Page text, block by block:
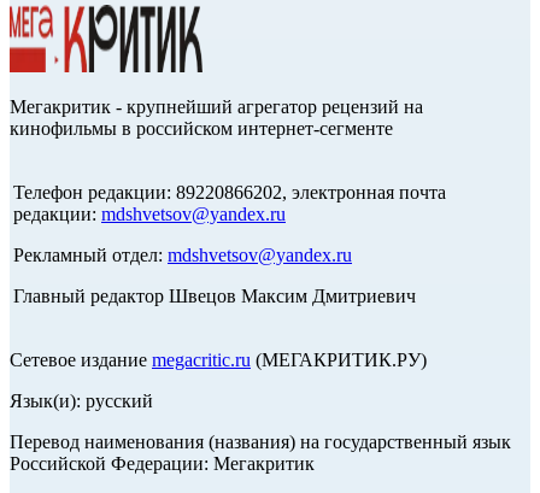
Мегакритик - крупнейший агрегатор рецензий на
кинофильмы в российском интернет-сегменте
Телефон редакции: 89220866202, электронная почта
редакции: mdshvetsov@yandex.ru
Рекламный отдел: mdshvetsov@yandex.ru
Главный редактор Швецов Максим Дмитриевич
Сетевое издание megacritic.ru (МЕГАКРИТИК.РУ)
Язык(и): русский
Перевод наименования (названия) на государственный язык
Российской Федерации: Мегакритик